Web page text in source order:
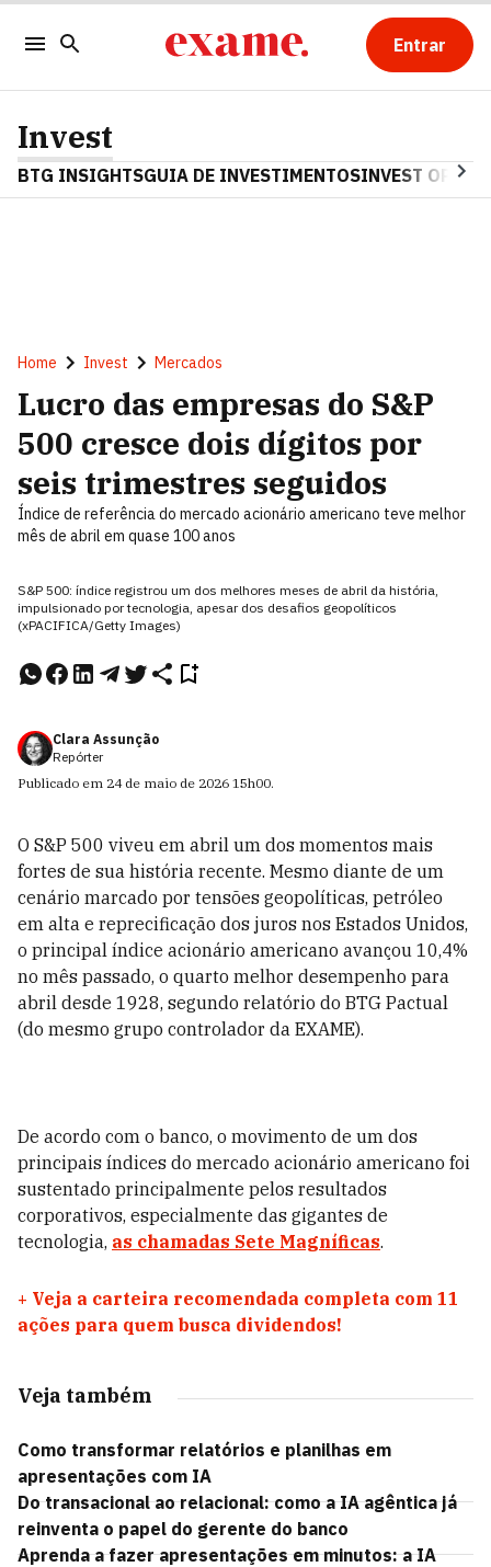
Entrar
Invest
BTG INSIGHTSGUIA DE INVESTIMENTOSINVEST OPINA
Home Invest Mercados
Lucro das empresas do S&P
500 cresce dois dígitos por
seis trimestres seguidos
Índice de referência do mercado acionário americano teve melhor
mês de abril em quase 100 anos
S&P 500: índice registrou um dos melhores meses de abril da história,
impulsionado por tecnologia, apesar dos desafios geopolíticos
(xPACIFICA/Getty Images)
Clara Assunção
Repórter
Publicado em 24 de maio de 2026 15h00.
O S&P 500 viveu em abril um dos momentos mais
fortes de sua história recente. Mesmo diante de um
cenário marcado por tensões geopolíticas, petróleo
em alta e reprecificação dos juros nos Estados Unidos,
o principal índice acionário americano avançou 10,4%
no mês passado, o quarto melhor desempenho para
abril desde 1928, segundo relatório do BTG Pactual
(do mesmo grupo controlador da EXAME).
De acordo com o banco, o movimento de um dos
principais índices do mercado acionário americano foi
sustentado principalmente pelos resultados
corporativos, especialmente das gigantes de
tecnologia, as chamadas Sete Magníficas.
+ Veja a carteira recomendada completa com 11
ações para quem busca dividendos!
Veja também
Como transformar relatórios e planilhas em
apresentações com IA
Do transacional ao relacional: como a IA agêntica já
reinventa o papel do gerente do banco
Aprenda a fazer apresentações em minutos: a IA